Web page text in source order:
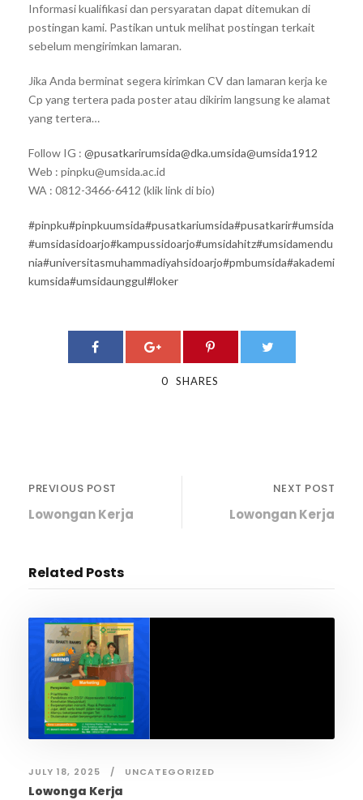
Informasi kualifikasi dan persyaratan dapat ditemukan di
postingan kami. Pastikan untuk melihat postingan terkait
sebelum mengirimkan lamaran.
Jika Anda berminat segera kirimkan CV dan lamaran kerja ke
Cp yang tertera pada poster atau dikirim langsung ke alamat
yang tertera…
Follow IG : @pusatkarirumsida@dka.umsida@umsida1912
Web : pinpku@umsida.ac.id
WA : 0812-3466-6412 (klik link di bio)
#pinpku#pinpkuumsida#pusatkariumsida#pusatkarir#umsida
#umsidasidoarjo#kampussidoarjo#umsidahitz#umsidamendu
nia#universitasmuhammadiyahsidoarjo#pmbumsida#akademi
kumsida#umsidaunggul#loker
0 SHARES
PREVIOUS POST
Lowongan Kerja
NEXT POST
Lowongan Kerja
Related Posts
JULY 18, 2025 UNCATEGORIZED
Lowonga Kerja